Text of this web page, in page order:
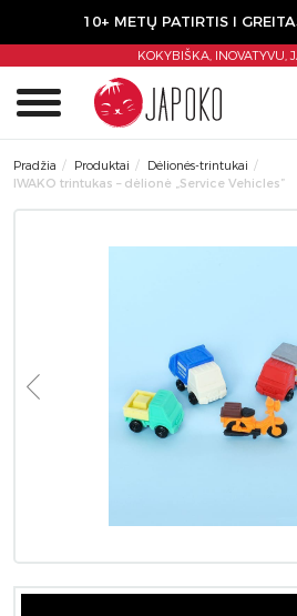
10+ METŲ PATIRTIS I
KOKYBIŠKA, INOVATYVU,
Pradžia Produktai
Dėlionės-trintukai
IWAKO trintukas – dėlionė „Service Vehicles”